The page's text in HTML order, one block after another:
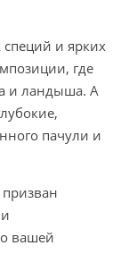
и ярких
где
и ландыша. А
пачули и
вашей